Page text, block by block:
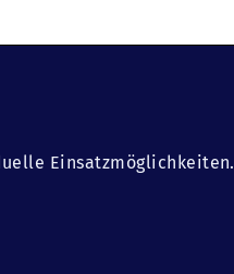
Einsatzmöglichkeiten.